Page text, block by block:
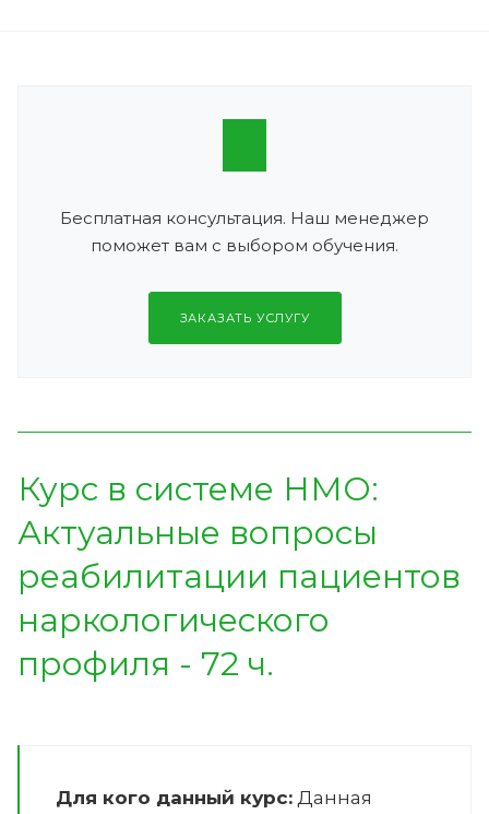
Бесплатная консультация. Наш менеджер
поможет вам с выбором обучения.
ЗАКАЗАТЬ УСЛУГУ
Курс в системе НМО:
Актуальные вопросы
реабилитации пациентов
наркологического
профиля - 72 ч.
Для кого данный курс: Данная